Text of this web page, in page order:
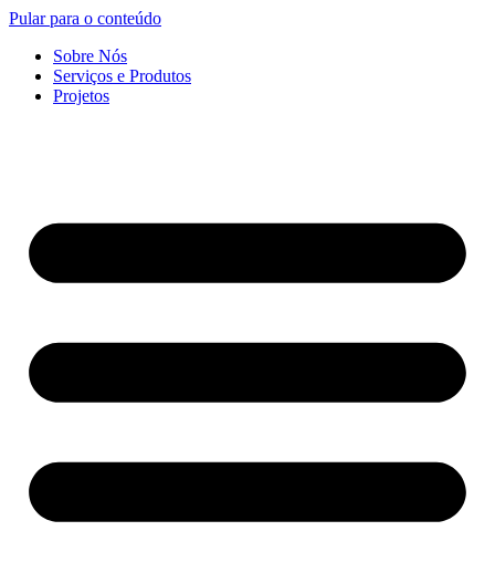
Pular para o conteúdo
Sobre Nós
Serviços e Produtos
Projetos